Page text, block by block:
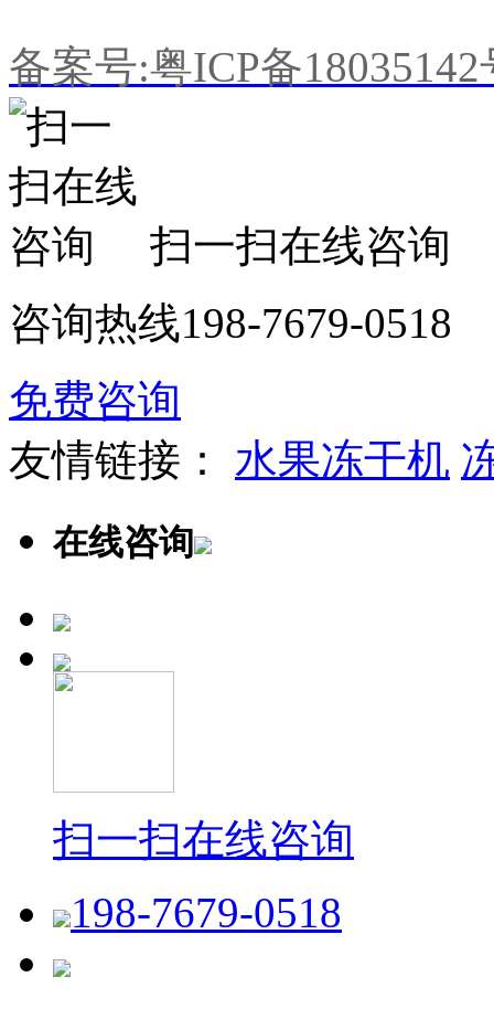
备案号:粤ICP备18035142
扫一扫在线咨询
咨询热线198-7679-0518
免费咨询
友情链接：
水果冻干机
在线咨询
扫一扫在线咨询
198-7679-0518